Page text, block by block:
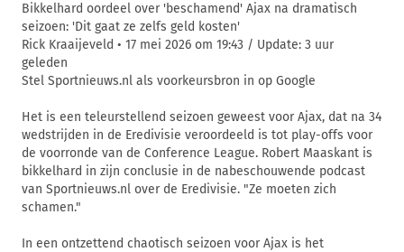
Bikkelhard oordeel over 'beschamend' Ajax na dramatisch
seizoen: 'Dit gaat ze zelfs geld kosten'
Rick Kraaijeveld • 17 mei 2026 om 19:43 / Update: 3 uur
geleden
Stel Sportnieuws.nl als voorkeursbron in op Google
Het is een teleurstellend seizoen geweest voor Ajax, dat na 34
wedstrijden in de Eredivisie veroordeeld is tot play-offs voor
de voorronde van de Conference League. Robert Maaskant is
bikkelhard in zijn conclusie in de nabeschouwende podcast
van Sportnieuws.nl over de Eredivisie. "Ze moeten zich
schamen."
In een ontzettend chaotisch seizoen voor Ajax is het